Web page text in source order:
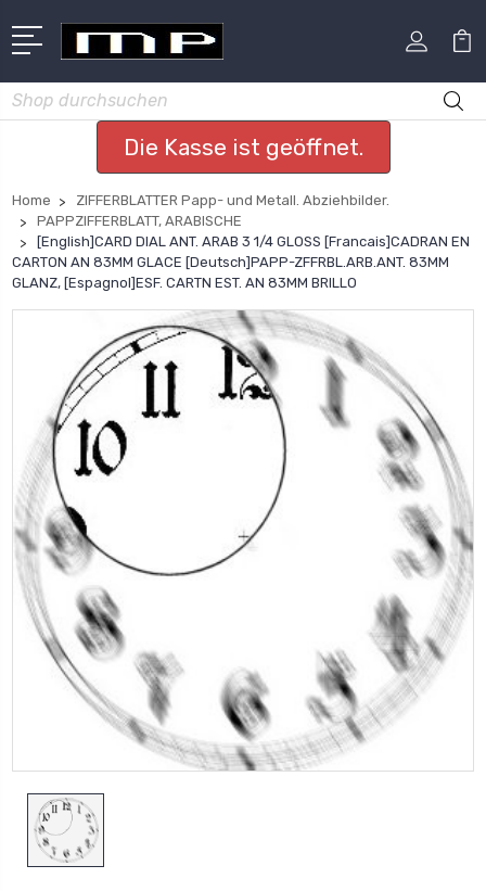
Suchen
Die Kasse ist geöffnet.
Home
ZIFFERBLATTER Papp- und Metall. Abziehbilder.
PAPPZIFFERBLATT, ARABISCHE
[English]CARD DIAL ANT. ARAB 3 1/4 GLOSS [Francais]CADRAN EN
CARTON AN 83MM GLACE [Deutsch]PAPP-ZFFRBL.ARB.ANT. 83MM
GLANZ, [Espagnol]ESF. CARTN EST. AN 83MM BRILLO